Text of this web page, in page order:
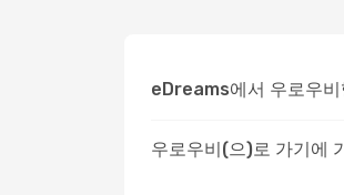
eDreams에서 우로우
우로우비(으)로 가기에